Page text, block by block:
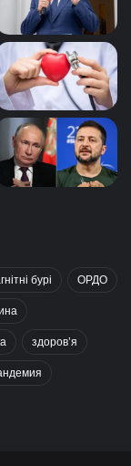
бурі ОРДО
здоров’я